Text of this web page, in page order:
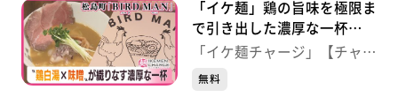
「イケ麺」鶏の旨味を極限ま
で引き出した濃厚な一杯
【BIRD MAN（バードマ
「イケ麺チャージ」【チャー
ジ！】
無料